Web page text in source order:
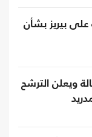
على بيريز بشأن
ويعلن الترشح